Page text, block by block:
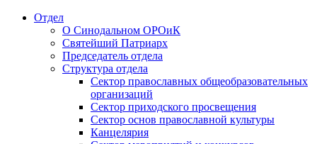
Отдел
О Синодальном ОРОиК
Святейший Патриарх
Председатель отдела
Структура отдела
Сектор православных общеобразовательных
организаций
Сектор приходского просвещения
Сектор основ православной культуры
Канцелярия